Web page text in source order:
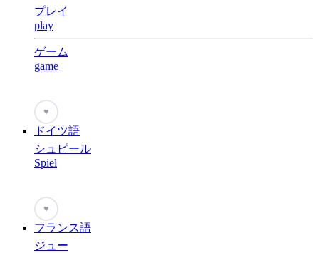
プレイ
play
ゲーム
game
♥
ドイツ語
シュピール
Spiel
♥
フランス語
ジュー